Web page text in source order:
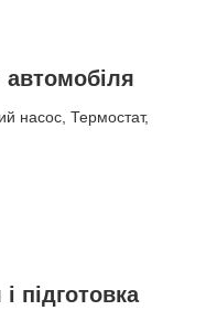
насос, Термостат,
підготовка